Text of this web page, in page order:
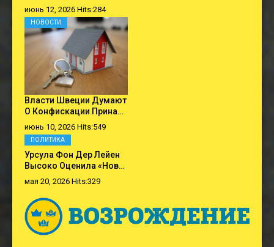
июнь 12, 2026 Hits:284
Власти Швеции Думают
О Конфискации Прина…
июнь 10, 2026 Hits:549
НОВОСТИ
Урсула Фон Дер Лейен
Высоко Оценила «нов…
мая 20, 2026 Hits:329
ПОЛИТИКА